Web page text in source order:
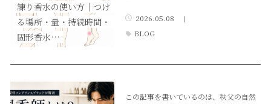
練り香水の使い方｜つけ
る場所・量・持続時間・
固形香水…
2026.05.08
BLOG
この記事を書いているのは、秩父の自然